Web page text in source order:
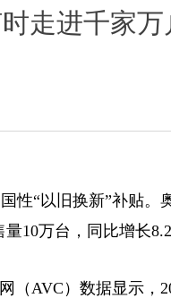
走进千家
性“以旧换新”补贴。
10万台，同比增长
AVC）数据显示，